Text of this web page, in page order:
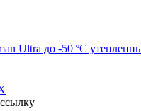
Ultra до -50 ºС